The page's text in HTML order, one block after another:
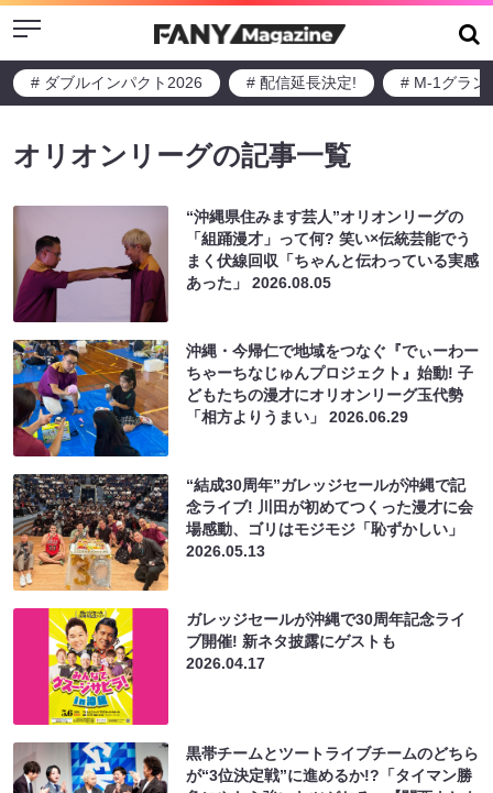
Menu
# ダブルインパクト2026 # 配信延長決定! # M-1グラン
オリオンリーグの記事一覧
“沖縄県住みます芸人”オリオンリーグの
「組踊漫才」って何? 笑い×伝統芸能でう
まく伏線回収「ちゃんと伝わっている実感
あった」2026.08.05
沖縄・今帰仁で地域をつなぐ『でぃーわー
ちゃーちなじゅんプロジェクト』始動! 子
どもたちの漫才にオリオンリーグ玉代勢
「相方よりうまい」2026.06.29
“結成30周年”ガレッジセールが沖縄で記
念ライブ! 川田が初めてつくった漫才に会
場感動、ゴリはモジモジ「恥ずかしい」
2026.05.13
ガレッジセールが沖縄で30周年記念ライ
ブ開催! 新ネタ披露にゲストも
2026.04.17
黒帯チームとツートライブチームのどちら
が“3位決定戦”に進めるか!?「タイマン勝